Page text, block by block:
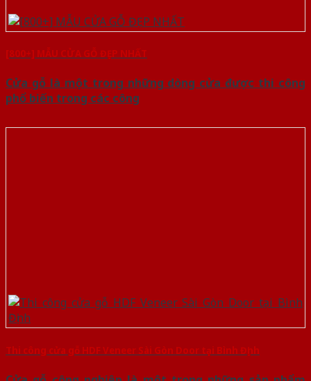
[800+] MẪU CỬA GỖ ĐẸP NHẤT
Cửa gỗ là một trong những dòng cửa được thi công
phổ biến trong các công
Thi công cửa gỗ HDF Veneer Sài Gòn Door tại Bình Định